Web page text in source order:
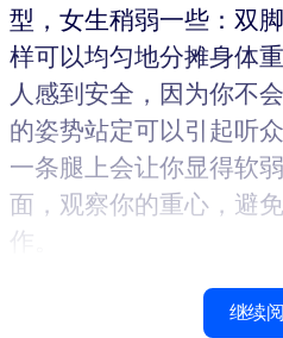
型，女生稍弱一些：双
样可以均匀地分摊身体
人感到安全，因为你不
的姿势站定可以引起听
一条腿上会让你显得软
面，观察你的重心，避
作。
继续